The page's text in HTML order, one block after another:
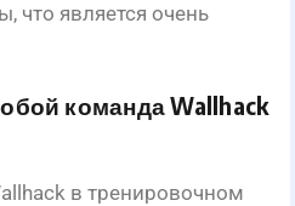
что является очень
команда Wallhack
в тренировочном